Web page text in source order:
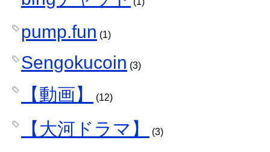
pump.fun (1)
Sengokucoin (3)
【動画】 (12)
【大河ドラマ】 (3)